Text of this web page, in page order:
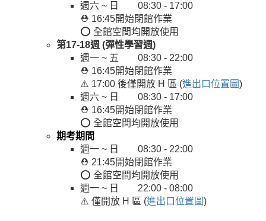
週六 ~ 日 08:30 - 17:00
⛑️ 16:45開始閉館作業
⭕ 全館空間均開放使用
第17-18週 (彈性學習週)
週一 ~ 五 08:30 - 22:00
⛑️ 16:45開始閉館作業
⚠️ 17:00 後僅開放 H 區 (進出口位置圖)
週六 ~ 日 08:30 - 17:00
⛑️ 16:45開始閉館作業
⭕ 全館空間均開放使用
期考期間
週一 ~ 日 08:30 - 22:00
⛑️ 21:45開始閉館作業
⭕ 全館空間均開放使用
週一 ~ 日 22:00 - 08:00
⚠️ 僅開放 H 區 (進出口位置圖)